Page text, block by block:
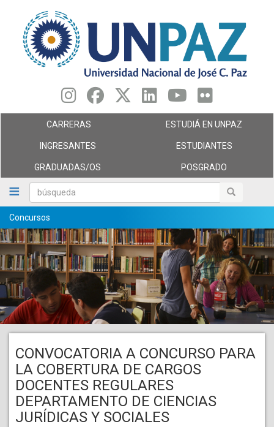
contenido
principal
búsqueda búsqueda
CARRERAS ESTUDIÁ EN UNPAZ
INGRESANTES ESTUDIANTES
GRADUADAS/OS POSGRADO
Concursos
CONVOCATORIA A CONCURSO PARA
LA COBERTURA DE CARGOS
DOCENTES REGULARES
DEPARTAMENTO DE CIENCIAS
JURÍDICAS Y SOCIALES